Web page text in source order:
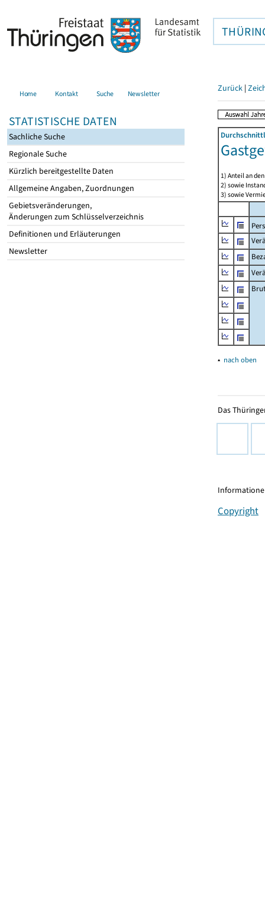
Home Kontakt Suche Newsletter
STATISTISCHE DATEN
Sachliche Suche
Regionale Suche
Kürzlich bereitgestellte Daten
Allgemeine Angaben, Zuordnungen
Gebietsveränderungen,
Änderungen zum Schlüsselverzeichnis
Definitionen und Erläuterungen
Newsletter
Zurück |
1) Anteil an
2) sowie
3) sowie
▴ nach oben
Das
Copyright